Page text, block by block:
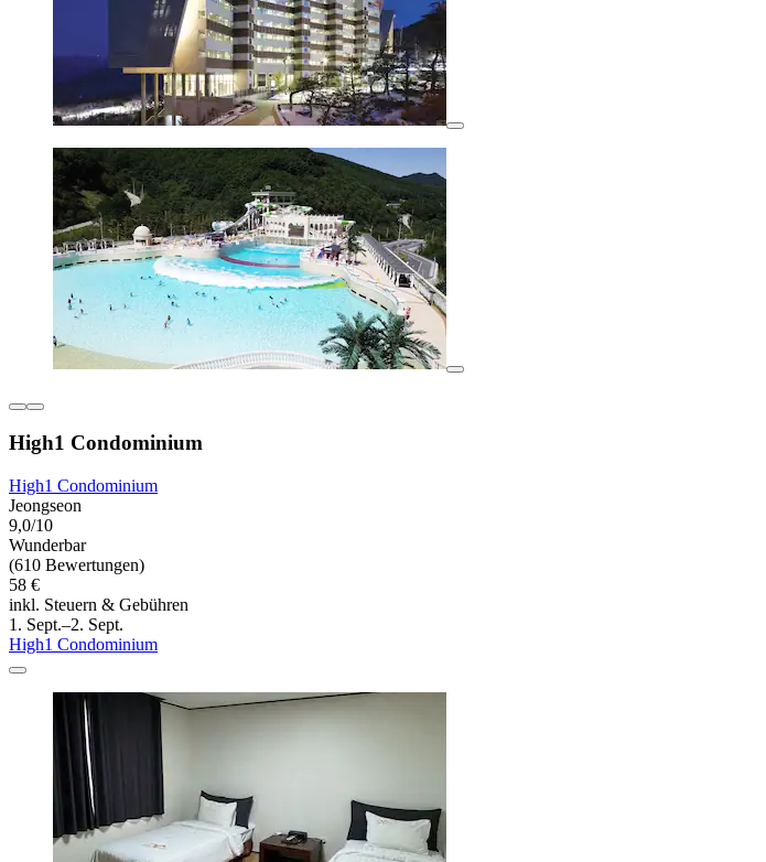
High1 Condominium
High1 Condominium
Jeongseon
9,0/10
Wunderbar
(610 Bewertungen)
58 €
inkl. Steuern & Gebühren
1. Sept.–2. Sept.
High1 Condominium